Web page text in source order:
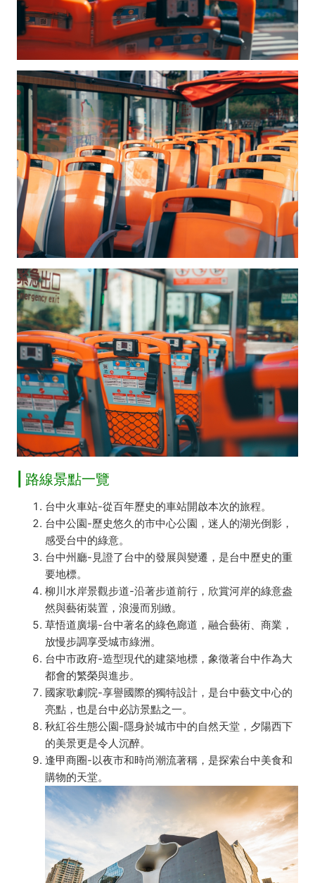
| 路線景點一覽
台中火車站-從百年歷史的車站開啟本次的旅程。
台中公園-歷史悠久的市中心公園，迷人的湖光倒影，
感受台中的綠意。
台中州廳-見證了台中的發展與變遷，是台中歷史的重
要地標。
柳川水岸景觀步道-沿著步道前行，欣賞河岸的綠意盎
然與藝術裝置，浪漫而別緻。
草悟道廣場-台中著名的綠色廊道，融合藝術、商業，
放慢步調享受城市綠洲。
台中市政府-造型現代的建築地標，象徵著台中作為大
都會的繁榮與進步。
國家歌劇院-享譽國際的獨特設計，是台中藝文中心的
亮點，也是台中必訪景點之一。
秋紅谷生態公園-隱身於城市中的自然天堂，夕陽西下
的美景更是令人沉醉。
逢甲商圈-以夜市和時尚潮流著稱，是探索台中美食和
購物的天堂。